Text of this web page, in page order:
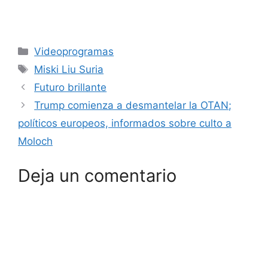
Categorías
Videoprogramas
Etiquetas
Miski Liu Suria
Futuro brillante
Trump comienza a desmantelar la OTAN;
políticos europeos, informados sobre culto a
Moloch
Deja un comentario